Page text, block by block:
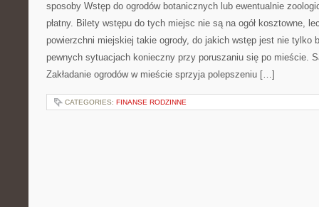
sposoby Wstęp do ogrodów botanicznych lub ewentualnie
płatny. Bilety wstępu do tych miejsc nie są na ogół kosztowne,
powierzchni miejskiej takie ogrody, do jakich wstęp jest nie tylko
pewnych sytuacjach konieczny przy poruszaniu się po mieście.
Zakładanie ogrodów w mieście sprzyja polepszeniu […]
CATEGORIES: FINANSE RODZINNE